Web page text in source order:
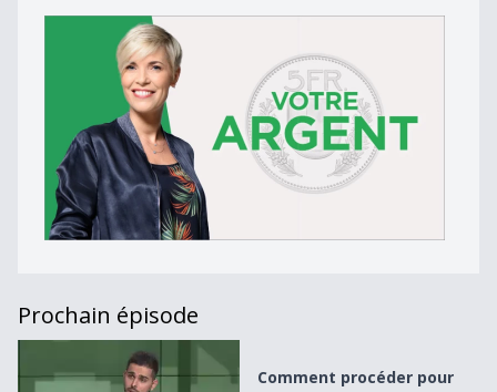
Prochain épisode
Comment procéder pour vivre à l&#039;étranger?
Comment procéder pour